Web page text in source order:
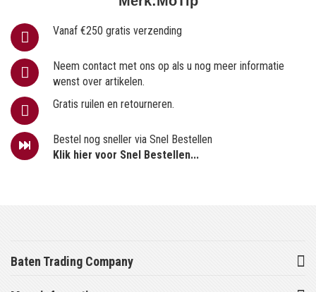
Vanaf €250 gratis verzending
Neem contact met ons op als u nog meer informatie
wenst over artikelen.
Gratis ruilen en retourneren.
Bestel nog sneller via Snel Bestellen
Klik hier voor Snel Bestellen...
Baten Trading Company